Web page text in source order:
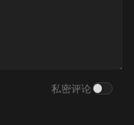
私密评论